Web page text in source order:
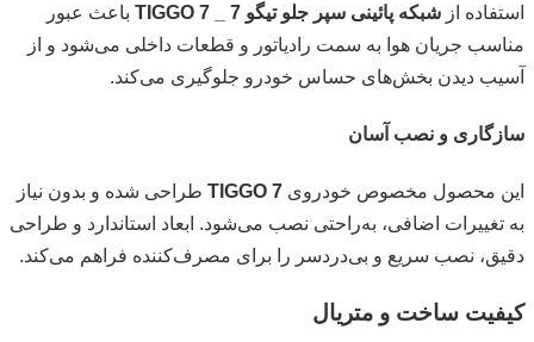
استفاده از شبکه پائینی سپر جلو تیگو 7 _ TIGGO 7
باعث عبور
مناسب جریان هوا به سمت رادیاتور و قطعات داخلی می‌شود و از
آسیب دیدن بخش‌های حساس خودرو جلوگیری می‌کند.
سازگاری و نصب آسان
این محصول مخصوص خودروی TIGGO 7 طراحی شده و بدون نیاز
به تغییرات اضافی، به‌راحتی نصب می‌شود. ابعاد استاندارد و طراحی
دقیق، نصب سریع و بی‌دردسر را برای مصرف‌کننده فراهم می‌کند.
کیفیت ساخت و متریال